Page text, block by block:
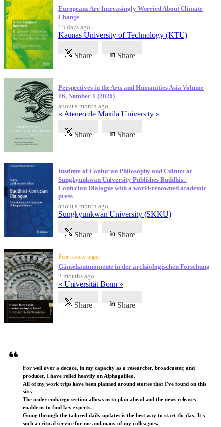
Europeans Are Increasingly Worried About Climate
Change
13 days ago
Kaunas University of Technology (KTU)
Share Share
Perspectives in the Arts and Humanities Asia Volume
16, Number 1 (2026)
about a month ago
« Ateneo de Manila University »
Share Share
Institute of Confucian Philosophy and Culture at
Sungkyunkwan University Publishes Buddhist-
Confucian Dialogue with a world-renowned academic
press
about a month ago
Sungkyunkwan University (SKKU)
Share Share
Peer review paper
Gänsehautmomente in der archäologischen Forschung
2 months ago
« Universität Bonn »
Share Share
For well over a decade, in my capacity as a researcher, broadcaster, and
producer, I have relied heavily on Alphagalileo.
All of my work trips have been planned around stories that I've found on this
site.
The under embargo section allows us to plan ahead and the news releases
enable us to find key experts.
Going through the tailored daily updates is the best way to start the day. It's
such a critical service for me and many of my colleagues.